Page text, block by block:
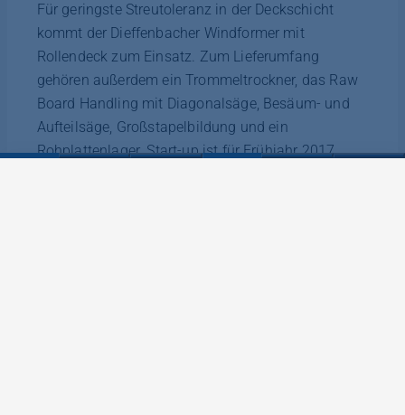
Für geringste Streutoleranz in der Deckschicht
kommt der Dieffenbacher Windformer mit
Rollendeck zum Einsatz. Zum Lieferumfang
gehören außerdem ein Trommeltrockner, das Raw
Board Handling mit Diagonalsäge, Besäum- und
Aufteilsäge, Großstapelbildung und ein
Rohplattenlager. Start-up ist für Frühjahr 2017